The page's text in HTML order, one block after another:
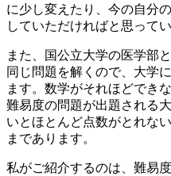
に少し変えたり、今の自分
していただければと思ってい
また、国公立大学の医学部
同じ問題を解くので、大学
ます。数学がそれほどでき
難易度の問題が出題される
いとほとんど点数がとれな
まであります。
私がご紹介するのは、難易